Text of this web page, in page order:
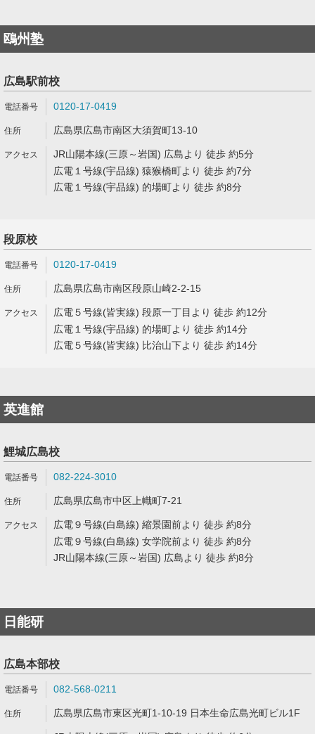
鴎州塾
広島駅前校
0120-17-0419
広島県広島市南区大須賀町13-10
JR山陽本線(三原～岩国) 広島より 徒歩 約5分
広電１号線(宇品線) 猿猴橋町より 徒歩 約7分
広電１号線(宇品線) 的場町より 徒歩 約8分
段原校
0120-17-0419
広島県広島市南区段原山崎2-2-15
広電５号線(皆実線) 段原一丁目より 徒歩 約12分
広電１号線(宇品線) 的場町より 徒歩 約14分
広電５号線(皆実線) 比治山下より 徒歩 約14分
英進館
鯉城広島校
082-224-3010
広島県広島市中区上幟町7-21
広電９号線(白島線) 縮景園前より 徒歩 約8分
広電９号線(白島線) 女学院前より 徒歩 約8分
JR山陽本線(三原～岩国) 広島より 徒歩 約8分
日能研
広島本部校
082-568-0211
広島県広島市東区光町1-10-19 日本生命広島光町ビル1F